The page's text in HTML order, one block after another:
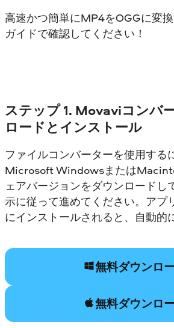
高速かつ簡単にMP4をOGGに変
ガイドで確認してください！
ステップ 1. Movaviコンバ
ロードとインストール
ファイルコンバーターを使用する
Microsoft Windowsまたは
ェアバージョンをダウンロードし
示に従って進めてください。アプ
にインストールされると、自動的
無料ダウンロ
無料ダウンロ